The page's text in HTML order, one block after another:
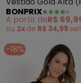
BONPRIX
A partir deR$
ou 2x de R$ 34,99
-18%